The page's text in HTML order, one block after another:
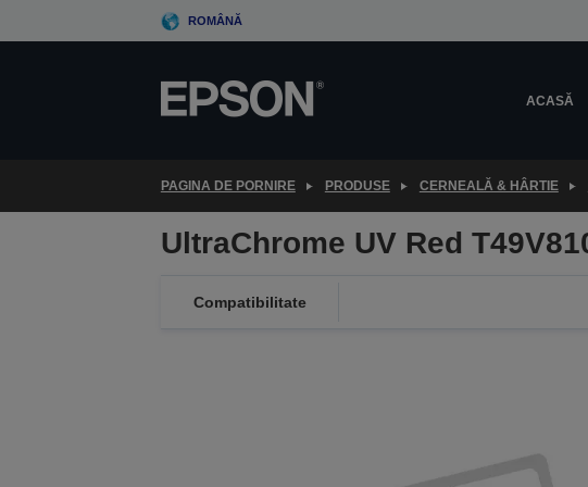
to
ROMÂNĂ
ACASĂ
PAGINA DE PORNIRE PRODUSE CERNEALĂ & HÂRTIE
UltraChrome UV Red
Compatibilitate